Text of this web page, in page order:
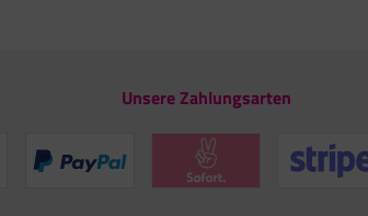
Unsere Zahlungsarten